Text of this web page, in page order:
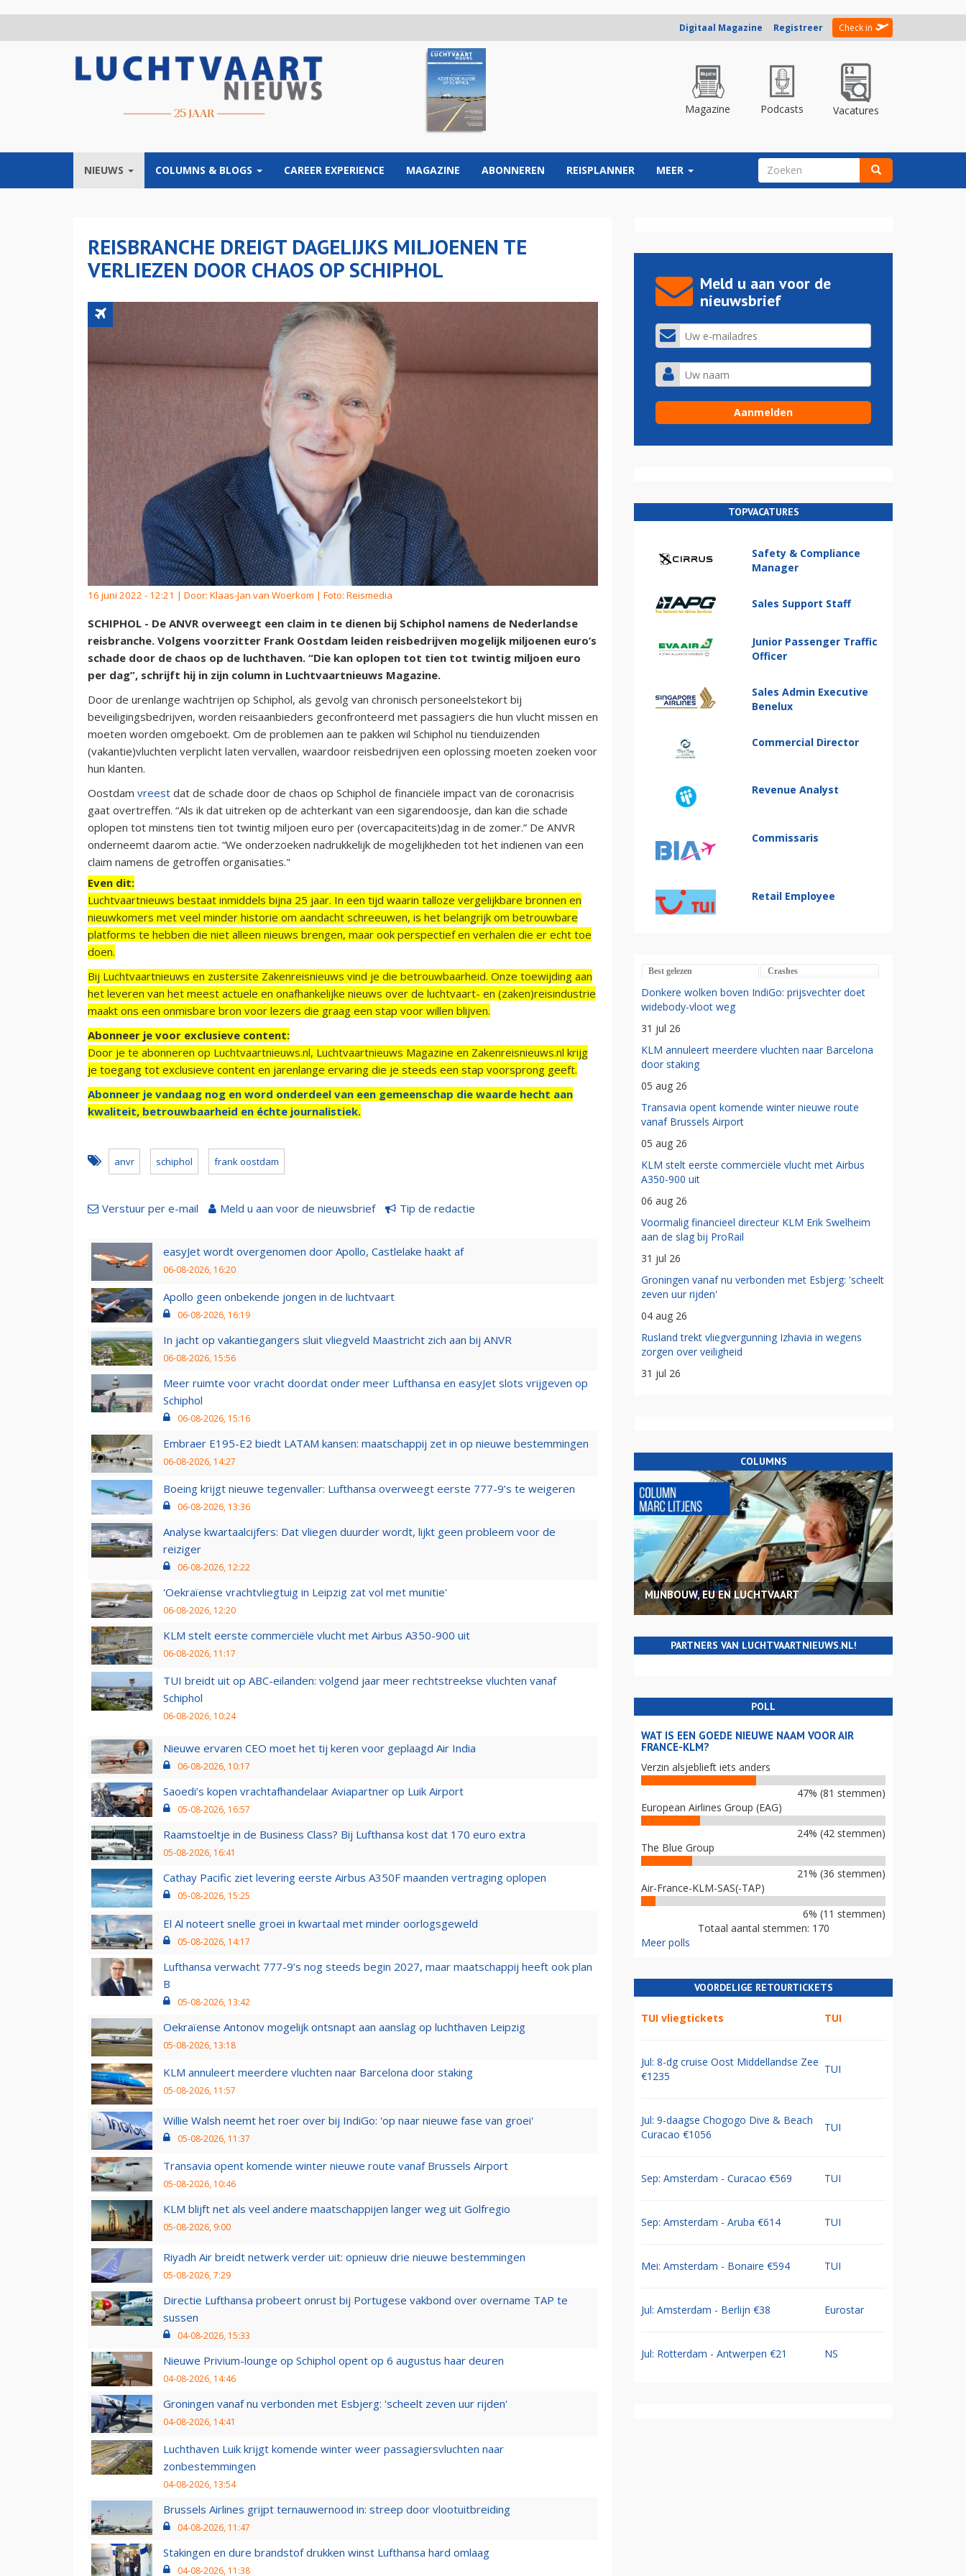
Digitaal Magazine Registreer Check in
Magazine Podcasts Vacatures
NIEUWS COLUMNS & BLOGS CAREER EXPERIENCE MAGAZINE ABONNEREN REISPLANNER MEER ZOEKVELD
REISBRANCHE DREIGT DAGELIJKS MILJOENEN TE
VERLIEZEN DOOR CHAOS OP SCHIPHOL
16 juni 2022 - 12:21 | Door: Klaas-Jan van Woerkom | Foto: Reismedia
SCHIPHOL - De ANVR overweegt een claim in te dienen bij Schiphol namens de Nederlandse
reisbranche. Volgens voorzitter Frank Oostdam leiden reisbedrijven mogelijk miljoenen euro’s
schade door de chaos op de luchthaven. “Die kan oplopen tot tien tot twintig miljoen euro
per dag”, schrijft hij in zijn column in Luchtvaartnieuws Magazine.
Door de urenlange wachtrijen op Schiphol, als gevolg van chronisch personeelstekort bij
beveiligingsbedrijven, worden reisaanbieders geconfronteerd met passagiers die hun vlucht missen en
moeten worden omgeboekt. Om de problemen aan te pakken wil Schiphol nu tienduizenden
(vakantie)vluchten verplicht laten vervallen, waardoor reisbedrijven een oplossing moeten zoeken voor
hun klanten.
Oostdam vreest dat de schade door de chaos op Schiphol de financiële impact van de coronacrisis
gaat overtreffen. “Als ik dat uitreken op de achterkant van een sigarendoosje, dan kan die schade
oplopen tot minstens tien tot twintig miljoen euro per (overcapaciteits)dag in de zomer.” De ANVR
onderneemt daarom actie. “We onderzoeken nadrukkelijk de mogelijkheden tot het indienen van een
claim namens de getroffen organisaties."
Even dit:
Luchtvaartnieuws bestaat inmiddels bijna 25 jaar. In een tijd waarin talloze vergelijkbare bronnen en
nieuwkomers met veel minder historie om aandacht schreeuwen, is het belangrijk om betrouwbare
platforms te hebben die niet alleen nieuws brengen, maar ook perspectief en verhalen die er echt toe
doen.
Bij Luchtvaartnieuws en zustersite Zakenreisnieuws vind je die betrouwbaarheid. Onze toewijding aan
het leveren van het meest actuele en onafhankelijke nieuws over de luchtvaart- en (zaken)reisindustrie
maakt ons een onmisbare bron voor lezers die graag een stap voor willen blijven.
Abonneer je voor exclusieve content:
Door je te abonneren op Luchtvaartnieuws.nl, Luchtvaartnieuws Magazine en Zakenreisnieuws.nl krijg
je toegang tot exclusieve content en jarenlange ervaring die je steeds een stap voorsprong geeft.
Abonneer je vandaag nog en word onderdeel van een gemeenschap die waarde hecht aan
kwaliteit, betrouwbaarheid en échte journalistiek.
anvr schiphol frank oostdam
Verstuur per e-mail Meld u aan voor de nieuwsbrief Tip de redactie
easyJet wordt overgenomen door Apollo, Castlelake haakt af
06-08-2026, 16:20
Apollo geen onbekende jongen in de luchtvaart
06-08-2026, 16:19
In jacht op vakantiegangers sluit vliegveld Maastricht zich aan bij ANVR
06-08-2026, 15:56
Meer ruimte voor vracht doordat onder meer Lufthansa en easyJet slots vrijgeven op
Schiphol
06-08-2026, 15:16
Embraer E195-E2 biedt LATAM kansen: maatschappij zet in op nieuwe bestemmingen
06-08-2026, 14:27
Boeing krijgt nieuwe tegenvaller: Lufthansa overweegt eerste 777-9’s te weigeren
06-08-2026, 13:36
Analyse kwartaalcijfers: Dat vliegen duurder wordt, lijkt geen probleem voor de
reiziger
06-08-2026, 12:22
'Oekraïense vrachtvliegtuig in Leipzig zat vol met munitie'
06-08-2026, 12:20
KLM stelt eerste commerciële vlucht met Airbus A350-900 uit
06-08-2026, 11:17
TUI breidt uit op ABC-eilanden: volgend jaar meer rechtstreekse vluchten vanaf
Schiphol
06-08-2026, 10:24
Nieuwe ervaren CEO moet het tij keren voor geplaagd Air India
06-08-2026, 10:17
Saoedi’s kopen vrachtafhandelaar Aviapartner op Luik Airport
05-08-2026, 16:57
Raamstoeltje in de Business Class? Bij Lufthansa kost dat 170 euro extra
05-08-2026, 16:41
Cathay Pacific ziet levering eerste Airbus A350F maanden vertraging oplopen
05-08-2026, 15:25
El Al noteert snelle groei in kwartaal met minder oorlogsgeweld
05-08-2026, 14:17
Lufthansa verwacht 777-9’s nog steeds begin 2027, maar maatschappij heeft ook plan
B
05-08-2026, 13:42
Oekraïense Antonov mogelijk ontsnapt aan aanslag op luchthaven Leipzig
05-08-2026, 13:18
KLM annuleert meerdere vluchten naar Barcelona door staking
05-08-2026, 11:57
Willie Walsh neemt het roer over bij IndiGo: 'op naar nieuwe fase van groei'
05-08-2026, 11:37
Transavia opent komende winter nieuwe route vanaf Brussels Airport
05-08-2026, 10:46
KLM blijft net als veel andere maatschappijen langer weg uit Golfregio
05-08-2026, 9:00
Riyadh Air breidt netwerk verder uit: opnieuw drie nieuwe bestemmingen
05-08-2026, 7:29
Directie Lufthansa probeert onrust bij Portugese vakbond over overname TAP te
sussen
04-08-2026, 15:33
Nieuwe Privium-lounge op Schiphol opent op 6 augustus haar deuren
04-08-2026, 14:46
Groningen vanaf nu verbonden met Esbjerg: 'scheelt zeven uur rijden'
04-08-2026, 14:41
Luchthaven Luik krijgt komende winter weer passagiersvluchten naar
zonbestemmingen
04-08-2026, 13:54
Brussels Airlines grijpt ternauwernood in: streep door vlootuitbreiding
04-08-2026, 11:47
Stakingen en dure brandstof drukken winst Lufthansa hard omlaag
04-08-2026, 11:38
Meld u aan voor de
nieuwsbrief
TOPVACATURES
Safety & Compliance
Manager
Sales Support Staff
Junior Passenger Traffic
Officer
Sales Admin Executive
Benelux
Commercial Director
Revenue Analyst
Commissaris
Retail Employee
Best gelezen Crashes
Donkere wolken boven IndiGo: prijsvechter doet
widebody-vloot weg
31 jul 26
KLM annuleert meerdere vluchten naar Barcelona
door staking
05 aug 26
Transavia opent komende winter nieuwe route
vanaf Brussels Airport
05 aug 26
KLM stelt eerste commerciële vlucht met Airbus
A350-900 uit
06 aug 26
Voormalig financieel directeur KLM Erik Swelheim
aan de slag bij ProRail
31 jul 26
Groningen vanaf nu verbonden met Esbjerg: 'scheelt
zeven uur rijden'
04 aug 26
Rusland trekt vliegvergunning Izhavia in wegens
zorgen over veiligheid
31 jul 26
COLUMNS
MIJNBOUW, EU EN LUCHTVAART
PARTNERS VAN LUCHTVAARTNIEUWS.NL!
POLL
WAT IS EEN GOEDE NIEUWE NAAM VOOR AIR
FRANCE-KLM?
Verzin alsjeblieft iets anders
47% (81 stemmen)
European Airlines Group (EAG)
24% (42 stemmen)
The Blue Group
21% (36 stemmen)
Air-France-KLM-SAS(-TAP)
6% (11 stemmen)
Totaal aantal stemmen: 170
Meer polls
VOORDELIGE RETOURTICKETS
TUI vliegtickets TUI
Jul: 8-dg cruise Oost Middellandse Zee
€1235
TUI
Jul: 9-daagse Chogogo Dive & Beach
Curacao €1056
TUI
Sep: Amsterdam - Curacao €569 TUI
Sep: Amsterdam - Aruba €614 TUI
Mei: Amsterdam - Bonaire €594 TUI
Jul: Amsterdam - Berlijn €38 Eurostar
Jul: Rotterdam - Antwerpen €21 NS